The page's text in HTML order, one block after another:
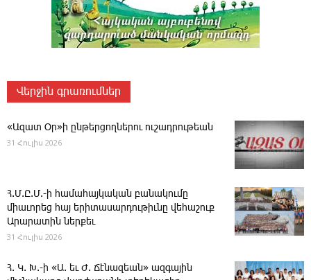
Վերջին գրառումներ
«Ազատ Օր»ի ընթերցողներու ուշադրութեան
31 Հուլիս 2026
Հ.Մ.Ը.Մ.-ի համահայկական բանակումը
միաւորեց հայ երիտասարդութիւնը վեհաշուք
Արարատին ներքեւ
31 Հուլիս 2026
Հ. Կ. Խ.-ի «Ա. եւ Ժ. ­Ճէնազեան» ազգային